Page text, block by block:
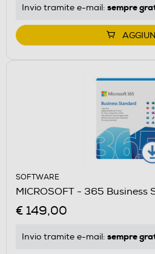
Invio tramite e-mail: sempre
SOFTWARE
MICROSOFT - 365 Business
€ 149,00
Invio tramite e-mail: sempre